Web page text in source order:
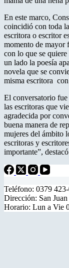
En este marco,
coincidió con toda
escritora o escritor
momento de mayor
con lo que se
un lado la poesía
novela que se
misma escritora
El conversatorio
las escritoras que
agradecida por
buena manera de
mujeres del ámbito
escritoras y
importante”,
Teléfono: 0379
Dirección: San
Horario: Lun a Vie